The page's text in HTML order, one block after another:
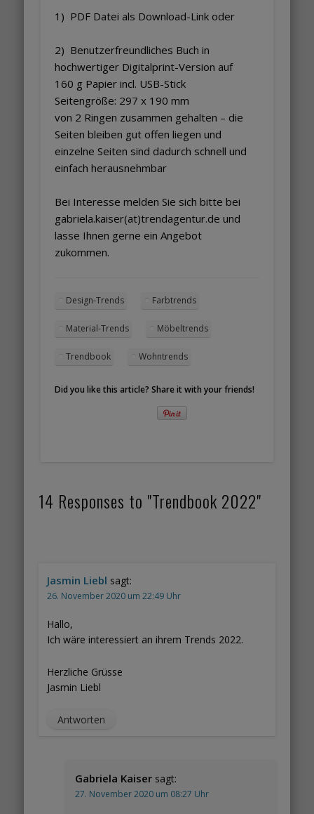
1) PDF Datei als Download-Link oder
2) Benutzerfreundliches Buch in
hochwertiger Digitalprint-Version auf
160 g Papier incl. USB-Stick
Seitengröße: 297 x 190 mm
von 2 Ringen zusammen gehalten – die
Seiten bleiben gut offen liegen und
einzelne Seiten sind dadurch schnell und
einfach herausnehmbar
Bei Interesse melden Sie sich bitte bei
gabriela.kaiser(at)trendagentur.de und
lasse Ihnen gerne ein Angebot
zukommen.
Design-Trends Farbtrends
Material-Trends Möbeltrends
Trendbook Wohntrends
Did you like this article? Share it with your friends!
14 Responses to "Trendbook 2022"
Jasmin Liebl sagt:
26. November 2020 um 22:49 Uhr
Hallo,
Ich wäre interessiert an ihrem Trends 2022.
Herzliche Grüsse
Jasmin Liebl
Antworten
Gabriela Kaiser sagt:
27. November 2020 um 08:27 Uhr